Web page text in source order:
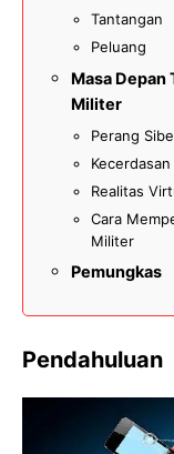
Tantangan
Peluang
Masa
Militer
Perang
Realitas
Cara
Militer
Pemungkas
Pendahuluan